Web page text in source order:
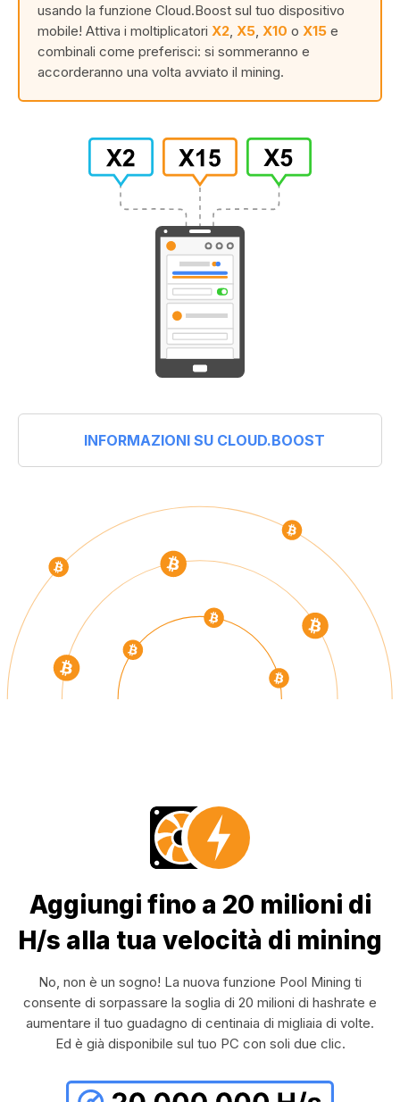
usando la funzione Cloud.Boost sul tuo dispositivo
mobile! Attiva i moltiplicatori X2 X5 X10 o X15 e
combinali come preferisci: si sommeranno e
accorderanno una volta avviato il mining.
INFORMAZIONI SU CLOUD.BOOST
Aggiungi fino a 20 milioni di
H/s alla tua velocità di mining
No, non è un sogno! La nuova funzione Pool Mining ti
consente di sorpassare la soglia di 20 milioni di hashrate e
aumentare il tuo guadagno di centinaia di migliaia di volte.
Ed è già disponibile sul tuo PC con soli due clic.